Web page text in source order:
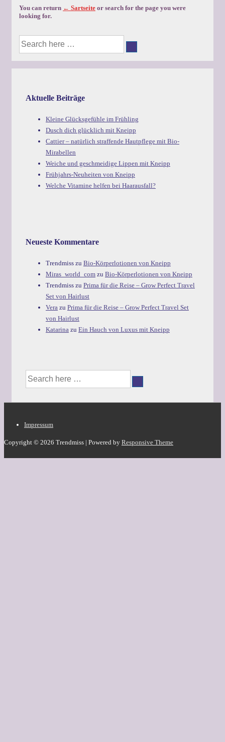
You can return ← Sartseite or search for the page you were
looking for.
Suche
nach:
Aktuelle Beiträge
Kleine Glücksgefühle im Frühling
Dusch dich glücklich mit Kneipp
Cattier – natürlich straffende Hautpflege mit Bio-
Mirabellen
Weiche und geschmeidige Lippen mit Kneipp
Frühjahrs-Neuheiten von Kneipp
Welche Vitamine helfen bei Haarausfall?
Neueste Kommentare
Trendmiss zu Bio-Körperlotionen von Kneipp
Miras_world_com zu Bio-Körperlotionen von Kneipp
Trendmiss zu Prima für die Reise – Grow Perfect Travel
Set von Hairlust
Vera zu Prima für die Reise – Grow Perfect Travel Set
von Hairlust
Katarina zu Ein Hauch von Luxus mit Kneipp
Suche
Footer-
Menü
Impressum
Copyright © 2026 Trendmiss | Powered by Responsive Theme